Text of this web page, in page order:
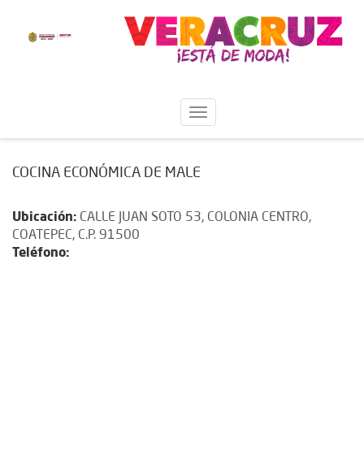
COCINA ECONÓMICA DE MALE
Ubicación: CALLE JUAN SOTO 53, COLONIA CENTRO,
COATEPEC, C.P. 91500
Teléfono: